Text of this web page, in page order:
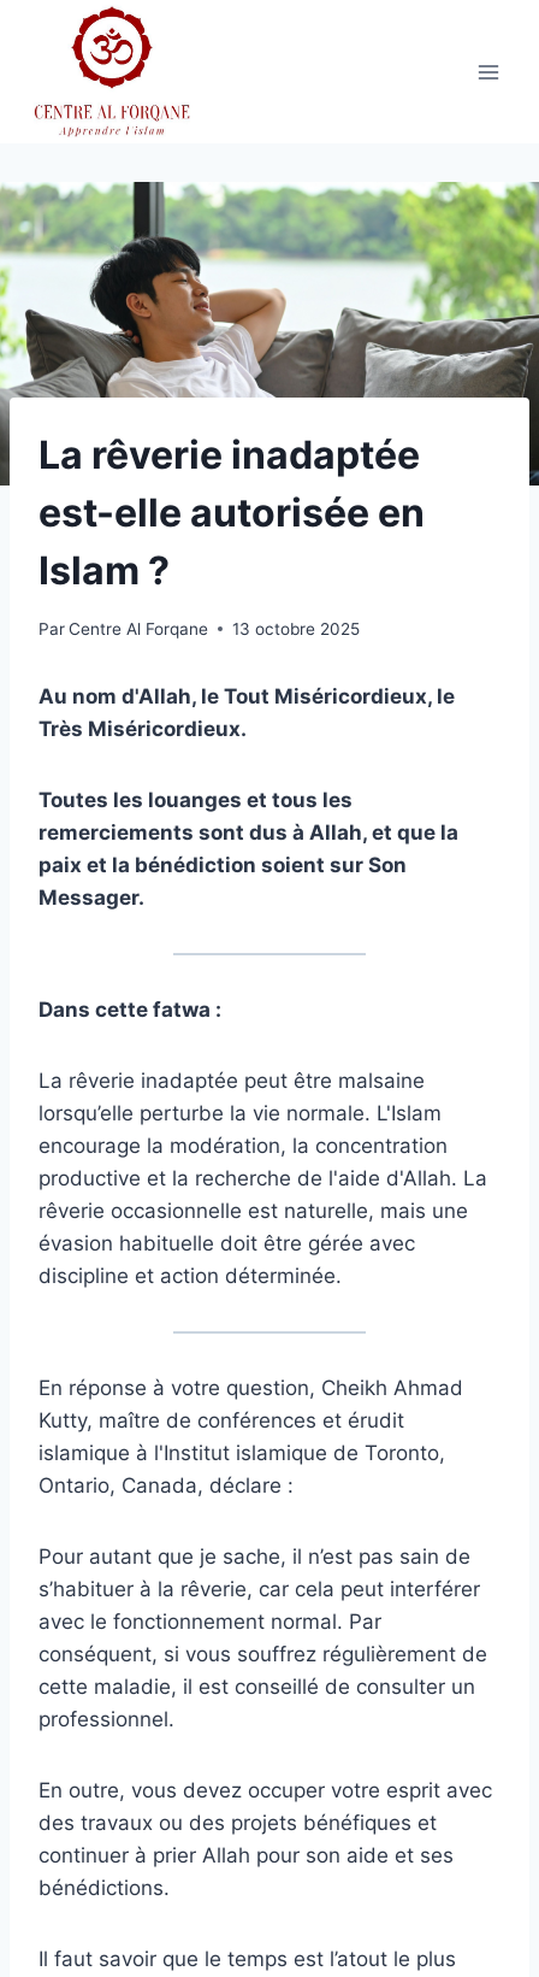
La rêverie inadaptée
est-elle autorisée en
Islam ?
ParCentre Al Forqane 13 octobre 2025
Au nom d'Allah, le Tout Miséricordieux, le
Très Miséricordieux.
Toutes les louanges et tous les
remerciements sont dus à Allah, et que la
paix et la bénédiction soient sur Son
Messager.
Dans cette fatwa :
La rêverie inadaptée peut être malsaine
lorsqu’elle perturbe la vie normale. L'Islam
encourage la modération, la concentration
productive et la recherche de l'aide d'Allah. La
rêverie occasionnelle est naturelle, mais une
évasion habituelle doit être gérée avec
discipline et action déterminée.
En réponse à votre question, Cheikh Ahmad
Kutty, maître de conférences et érudit
islamique à l'Institut islamique de Toronto,
Ontario, Canada, déclare :
Pour autant que je sache, il n’est pas sain de
s’habituer à la rêverie, car cela peut interférer
avec le fonctionnement normal. Par
conséquent, si vous souffrez régulièrement de
cette maladie, il est conseillé de consulter un
professionnel.
En outre, vous devez occuper votre esprit avec
des travaux ou des projets bénéfiques et
continuer à prier Allah pour son aide et ses
bénédictions.
Il faut savoir que le temps est l’atout le plus